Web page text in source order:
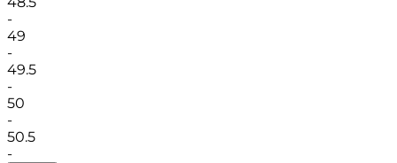
-
49
-
49.5
-
50
-
50.5
-